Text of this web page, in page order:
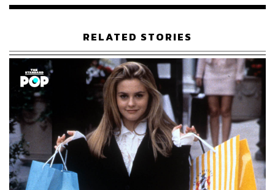
ลุคชมพูทั้งตัวพร้อมหมวกทรงสวย ถามว่าลุคนี้ใส่ได้ในชีวิต
ให้ง่ายขึ้น เป็นเดรสคอกลมแขนกุดผ้าเนื้อดีหน่อย จับคู่กับเสื้อ
คลุมตัวยาวสีโทนเดียวกัน จากนั้นก็หาหมวกปีกกว้างบุผ้า
กำมะหยี่ ลุคนี้อาจจะไม่ได้ใช้บ่อยๆ แต่มีโอกาสได้ใช้แน่นอน
เมื่อไปต่างประเทศ
RELATED STORIES